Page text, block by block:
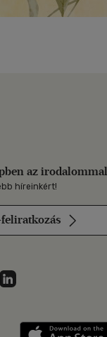
az
híreinkért!
on
az Instagramon
Libri a LinkedInen
Libri applikáció